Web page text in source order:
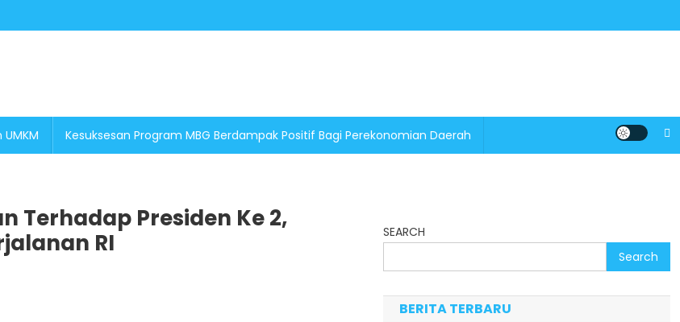
Kesuksesan Program MBG Berdampak Positif Bagi Perekonomian Daerah
Terhadap Presiden Ke 2,
RI
SEARCH
Search
BERITA TERBARU